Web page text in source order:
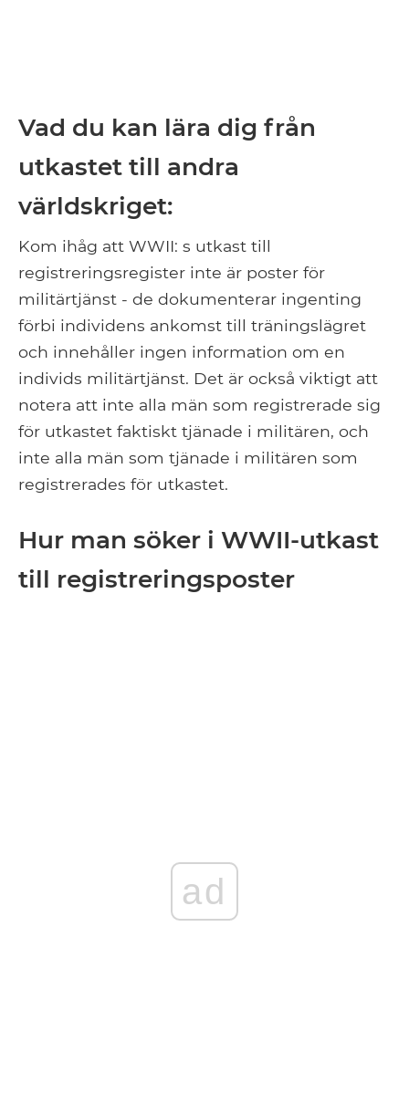
Vad du kan lära dig från
utkastet till andra
världskriget:
Kom ihåg att WWII: s utkast till
registreringsregister inte är poster för
militärtjänst - de dokumenterar ingenting
förbi individens ankomst till träningslägret
och innehåller ingen information om en
individs militärtjänst. Det är också viktigt att
notera att inte alla män som registrerade sig
för utkastet faktiskt tjänade i militären, och
inte alla män som tjänade i militären som
registrerades för utkastet.
Hur man söker i WWII-utkast
till registreringsposter
ad